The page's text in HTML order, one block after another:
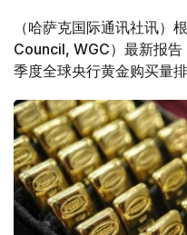
（哈萨克国际通讯社讯）
Council, WGC）最新报
季度全球央行黄金购买量